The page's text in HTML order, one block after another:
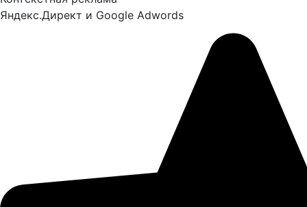
Яндекс.Директ и Google Adwords